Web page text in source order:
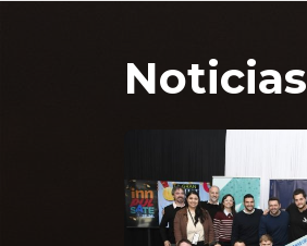
Noticias